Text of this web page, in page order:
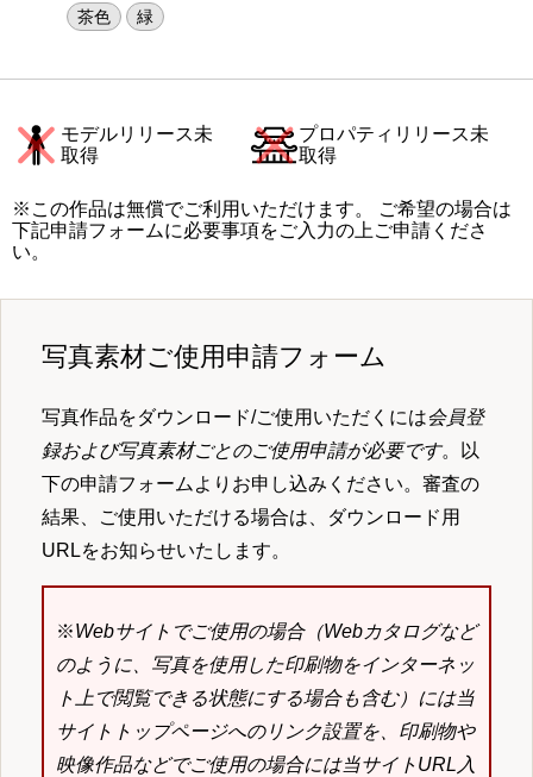
茶色
緑
モデルリリース未
取得
プロパティリリース未
取得
※この作品は無償でご利用いただけます。 ご希望の場合は
下記申請フォームに必要事項をご入力の上ご申請くださ
い。
写真素材ご使用申請フォーム
写真作品をダウンロード/ご使用いただくには会員登
録および写真素材ごとのご使用申請が必要です。以
下の申請フォームよりお申し込みください。審査の
結果、ご使用いただける場合は、ダウンロード用
URLをお知らせいたします。
※Webサイトでご使用の場合（Webカタログなど
のように、写真を使用した印刷物をインターネッ
ト上で閲覧できる状態にする場合も含む）には当
サイトトップページへのリンク設置を、印刷物や
映像作品などでご使用の場合には当サイトURL入